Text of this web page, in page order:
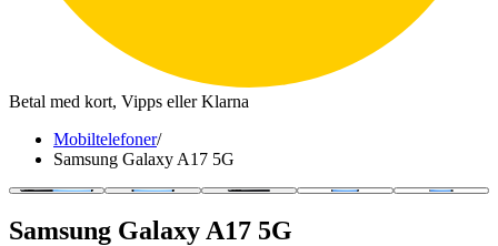
Betal med kort, Vipps eller Klarna
Mobiltelefoner/
Samsung Galaxy A17 5G
Samsung Galaxy A17 5G